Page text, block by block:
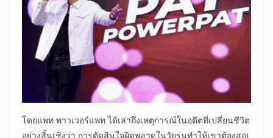
โดยแพท พาวเวอร์แพท ได้เล่าถึงเหตุการณ์ในอดีตที่เปลี่ยนชีวิต
อย่างสิ้นเชิงว่า การตัดสินใจผิดพลาดในวัยรุ่นทำให้เขาต้องสูญ